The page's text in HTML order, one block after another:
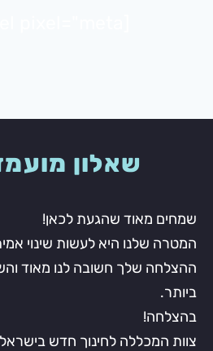
שאלון
שמחים מאוד שהגעת לכאן!
המטרה שלנו היא לעשות שינוי
ההצלחה שלך חשובה לנו מאוד
ביותר.
בהצלחה!
צוות המכללה לחינוך חדש בישראל